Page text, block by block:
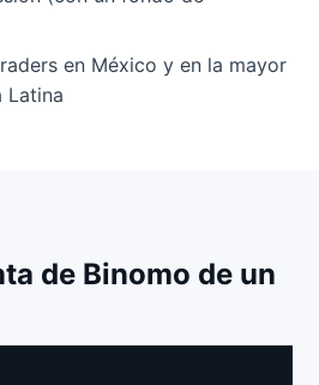
en México y en la mayor
Latina
de Binomo de un